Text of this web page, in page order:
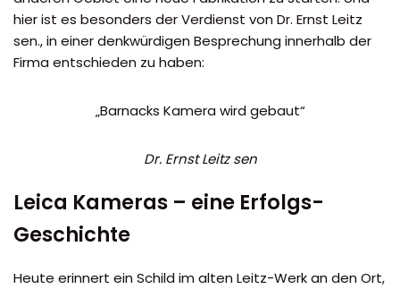
hier ist es besonders der Verdienst von Dr. Ernst Leitz
sen., in einer denkwürdigen Besprechung innerhalb der
Firma entschieden zu haben:
„Barnacks Kamera wird gebaut“
Dr. Ernst Leitz sen
Leica Kameras – eine Erfolgs-
Geschichte
Heute erinnert ein Schild im alten Leitz-Werk an den Ort,